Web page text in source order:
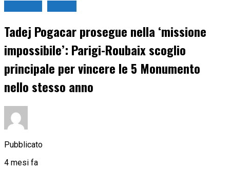
Tadej Pogacar prosegue nella ‘missione
impossibile’: Parigi-Roubaix scoglio
principale per vincere le 5 Monumento
nello stesso anno
Pubblicato
4 mesi fa